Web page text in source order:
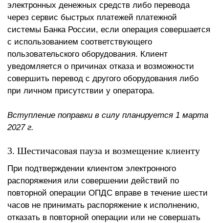
электронных денежных средств либо перевода
через сервис быстрых платежей платежной
системы Банка России, если операция совершается
с использованием соответствующего
пользовательского оборудования. Клиент
уведомляется о причинах отказа и возможности
совершить перевод с другого оборудования либо
при личном присутствии у оператора.
Вступление поправки в силу планируется 1 марта
2027 г.
3. Шестичасовая пауза и возмещение клиенту
При подтверждении клиентом электронного
распоряжения или совершении действий по
повторной операции ОПДС вправе в течение шести
часов не принимать распоряжение к исполнению,
отказать в повторной операции или не совершать